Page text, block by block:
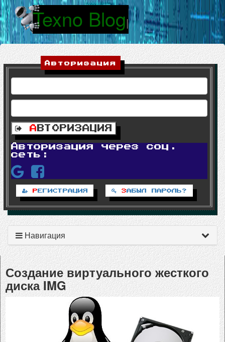
Texno Blog|
Авторизация
А ВТОРИЗАЦИЯ
Авторизация через соц.
сеть:
Р ЕГИСТРАЦИЯ ЗАБЫЛ ПАРОЛЬ?
Навигация
Создание виртуального жесткого
диска IMG